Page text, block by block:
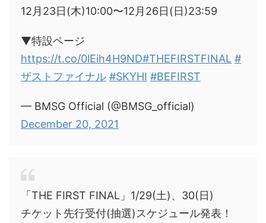
12月23日(木)10:00〜12月26日(日)23:59
▼特設ページ
https://t.co/0lEih4H9ND#THEFIRSTFINAL #
ザストファイナル #SKYHI #BEFIRST
— BMSG Official (@BMSG_official)
December 20, 2021
「THE FIRST FINAL」1/29(土)、30(日)
チケット先行受付(抽選)スケジュール発表！